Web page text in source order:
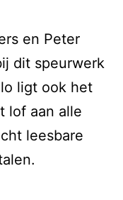
en Peter
dit speurwerk
ligt ook het
lof aan alle
leesbare